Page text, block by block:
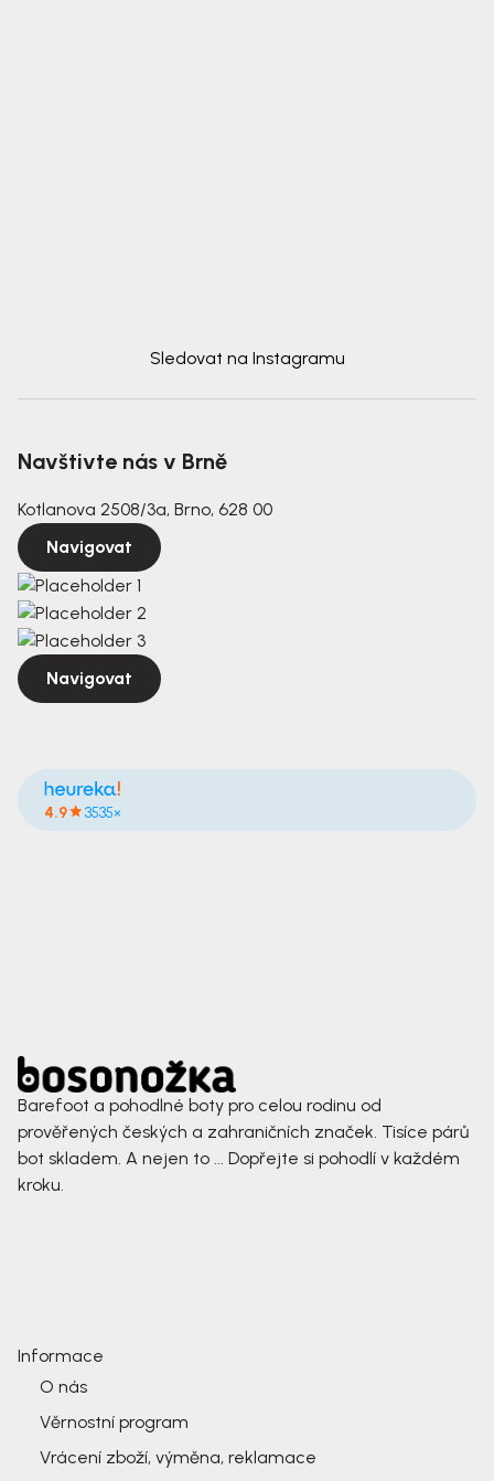
Sledovat na Instagramu
Navštivte nás v Brně
Kotlanova 2508/3a, Brno, 628 00
Navigovat
Navigovat
4.9 3535×
Barefoot a pohodlné boty pro celou rodinu od
prověřených českých a zahraničních značek. Tisíce párů
bot skladem. A nejen to ... Dopřejte si pohodlí v každém
kroku.
Informace
O nás
Věrnostní program
Vrácení zboží, výměna, reklamace